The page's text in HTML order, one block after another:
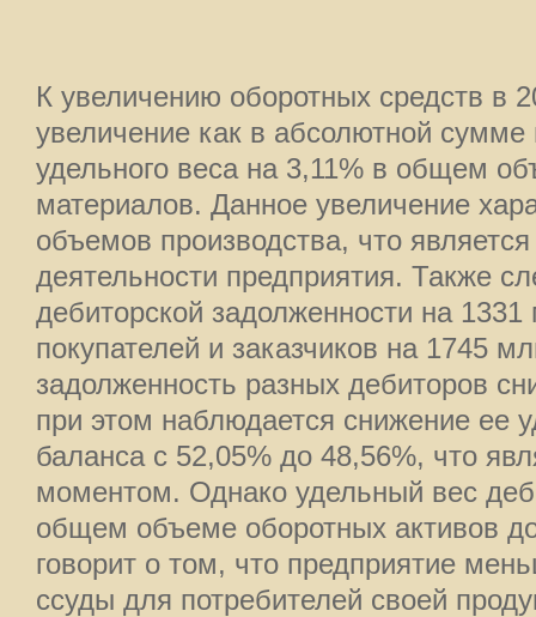
К увеличению оборотных средств в
увеличение как в абсолютной
удельного веса на 3,11% в общем
материалов. Данное увеличение
объемов производства, что
деятельности предприятия. Также
дебиторской задолженности на
покупателей и заказчиков на 1745
задолженность разных дебиторов
при этом наблюдается снижение ее
баланса с 52,05% до 48,56%, что
моментом. Однако удельный вес
общем объеме оборотных активов
говорит о том, что предприятие
ссуды для потребителей своей